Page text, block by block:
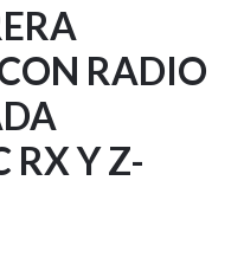
RADIO
RX Y Z-